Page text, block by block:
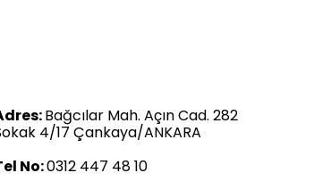
Bağcılar Mah. Açın Cad. 282
4/17 Çankaya/ANKARA
No:0312 447 48 10